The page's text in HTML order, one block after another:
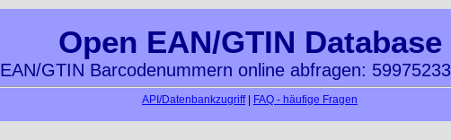
Open EAN/GTIN Database
EAN/GTIN Barcodenummern online abfragen:
API/Datenbankzugriff| FAQ - häufige Fragen